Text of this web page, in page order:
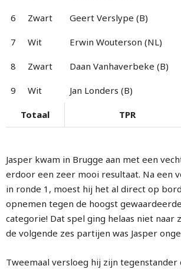
6 Zwart Geert Verslype (B)
7 Wit Erwin Wouterson (NL)
8 Zwart Daan Vanhaverbeke (B)
9 Wit Jan Londers (B)
Totaal TPR
Jasper kwam in Brugge aan met een
erdoor een zeer mooi resultaat. Na een
in ronde 1, moest hij het al direct op
opnemen tegen de hoogst
categorie! Dat spel ging helaas niet naar
de volgende zes partijen was Jasper
Tweemaal versloeg hij zijn tegenstander